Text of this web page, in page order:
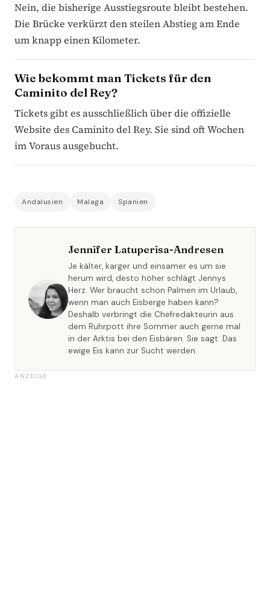
Nein, die bisherige Ausstiegsroute bleibt bestehen.
Die Brücke verkürzt den steilen Abstieg am Ende
um knapp einen Kilometer.
Wie bekommt man Tickets für den
Caminito del Rey?
Tickets gibt es ausschließlich über die offizielle
Website des Caminito del Rey. Sie sind oft Wochen
im Voraus ausgebucht.
Andalusien Malaga Spanien
Jennifer Latuperisa-Andresen
Je kälter, karger und einsamer es um sie
herum wird, desto höher schlägt Jennys
Herz. Wer braucht schon Palmen im Urlaub,
wenn man auch Eisberge haben kann?
Deshalb verbringt die Chefredakteurin aus
dem Ruhrpott ihre Sommer auch gerne mal
in der Arktis bei den Eisbären. Sie sagt: Das
ewige Eis kann zur Sucht werden.
ANZEIGE